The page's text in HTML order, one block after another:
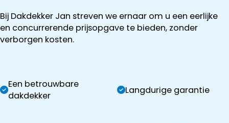
Bij Dakdekker Jan streven we ernaar om u een eerlijke
en concurrerende prijsopgave te bieden, zonder
verborgen kosten.
Een betrouwbare
dakdekker
Langdurige garantie